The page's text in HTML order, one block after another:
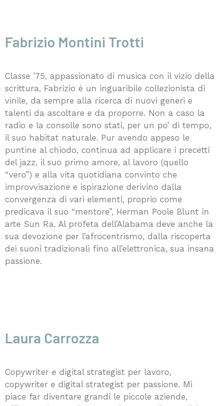
Fabrizio Montini Trotti
Classe ’75, appassionato di musica con il vizio della
scrittura, Fabrizio è un inguaribile collezionista di
vinile, da sempre alla ricerca di nuovi generi e
talenti da ascoltare e da proporre. Non a caso la
radio e la consolle sono stati, per un po’ di tempo,
il suo habitat naturale. Pur avendo appeso le
puntine al chiodo, continua ad applicare i precetti
del jazz, il suo primo amore, al lavoro (quello
“vero”) e alla vita quotidiana convinto che
improvvisazione e ispirazione derivino dalla
convergenza di vari elementi, proprio come
predicava il suo “mentore”, Herman Poole Blunt in
arte Sun Ra. Al profeta dell’Alabama deve anche la
sua devozione per l’afrocentrismo, dalla riscoperta
dei suoni tradizionali fino all’elettronica, sua insana
passione.
Laura Carrozza
Copywriter e digital strategist per lavoro,
copywriter e digital strategist per passione. Mi
piace far diventare grandi le piccole aziende,